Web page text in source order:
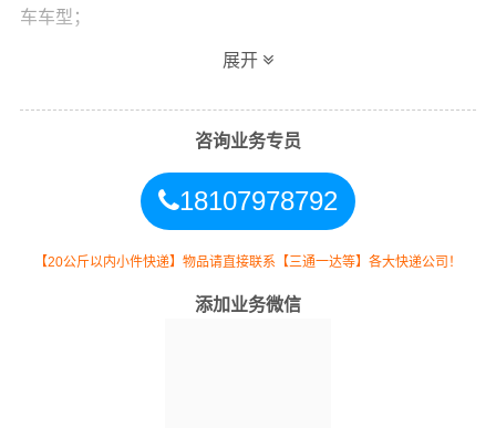
车车型；
3、拥有合作危险品运输拖车车型：20尺短拖、40尺长
5、主要业务包括 油漆、涂料、天那水、危险品运输、化
县,灵台县,崇信县,庄浪县,静宁县,华亭都可以上门提货。
展开
咨询业务专员
18107978792
【20公斤以内小件快递】物品请直接联系【三通一达等】各大快递公司！
添加业务微信